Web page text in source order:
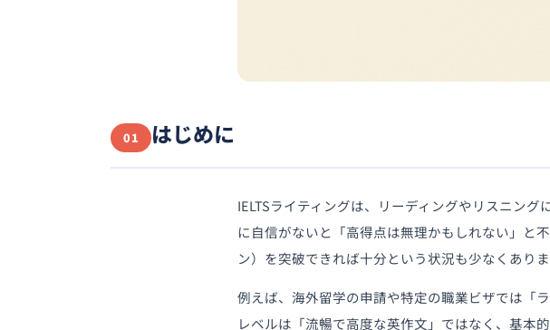
01 はじめに
IELTSライティングは、リーディングやリスニン
に自信がないと「高得点は無理かもしれない」と
ン）を突破できれば十分という状況も少なくありま
例えば、海外留学の申請や特定の職業ビザでは「
レベルは「流暢で高度な英作文」ではなく、基本